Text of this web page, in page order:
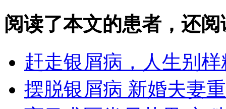
阅读了本文的患者，还
赶走银屑病，人生别
摆脱银屑病 新婚夫妻